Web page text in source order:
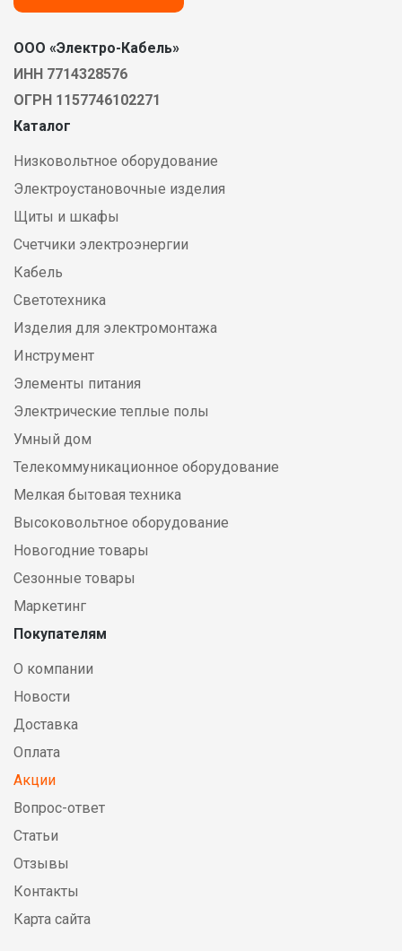
ООО «Электро-Кабель»
ИНН 7714328576
ОГРН 1157746102271
Каталог
Низковольтное оборудование
Электроустановочные изделия
Щиты и шкафы
Счетчики электроэнергии
Кабель
Светотехника
Изделия для электромонтажа
Инструмент
Элементы питания
Электрические теплые полы
Умный дом
Телекоммуникационное оборудование
Мелкая бытовая техника
Высоковольтное оборудование
Новогодние товары
Сезонные товары
Маркетинг
Покупателям
О компании
Новости
Доставка
Оплата
Акции
Вопрос-ответ
Статьи
Отзывы
Контакты
Карта сайта